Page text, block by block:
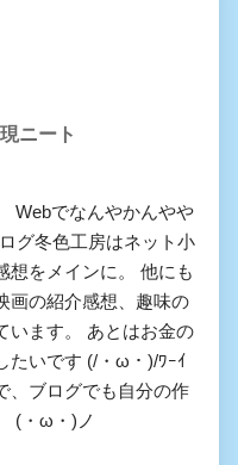
ニート
Webでなんやかんやや
グ冬色工房はネット小
想をメインに。 他にも
画の紹介感想、趣味の
います。 あとはお金の
たいです (/・ω・)/ﾜｰｲ
、ブログでも自分の作
(・ω・)ノ